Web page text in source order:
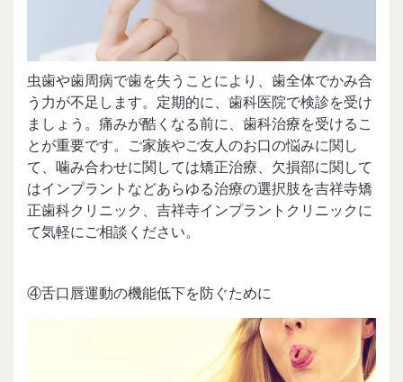
虫歯や歯周病で歯を失うことにより、歯全体でかみ合
う力が不足します。定期的に、歯科医院で検診を受け
ましょう。痛みが酷くなる前に、歯科治療を受けるこ
とが重要です。ご家族やご友人のお口の悩みに関し
て、噛み合わせに関しては矯正治療、欠損部に関して
はインプラントなどあらゆる治療の選択肢を吉祥寺矯
正歯科クリニック、吉祥寺インプラントクリニックに
て気軽にご相談ください。
④舌口唇運動の機能低下を防ぐために